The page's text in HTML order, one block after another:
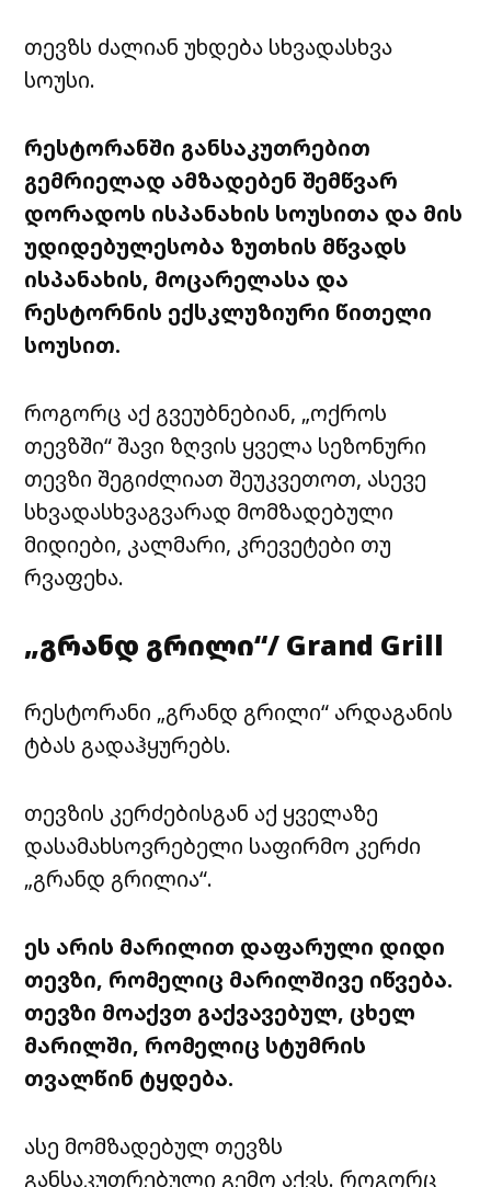
თევზს ძალიან უხდება სხვადასხვა
სოუსი.
რესტორანში განსაკუთრებით
გემრიელად ამზადებენ შემწვარ
დორადოს ისპანახის სოუსითა და მის
უდიდებულესობა ზუთხის მწვადს
ისპანახის, მოცარელასა და
რესტორნის ექსკლუზიური წითელი
სოუსით.
როგორც აქ გვეუბნებიან, „ოქროს
თევზში“ შავი ზღვის ყველა სეზონური
თევზი შეგიძლიათ შეუკვეთოთ, ასევე
სხვადასხვაგვარად მომზადებული
მიდიები, კალმარი, კრევეტები თუ
რვაფეხა.
„გრანდ გრილი“/ Grand Grill
რესტორანი „გრანდ გრილი“ არდაგანის
ტბას გადაჰყურებს.
თევზის კერძებისგან აქ ყველაზე
დასამახსოვრებელი საფირმო კერძი
„გრანდ გრილია“.
ეს არის მარილით დაფარული დიდი
თევზი, რომელიც მარილშივე იწვება.
თევზი მოაქვთ გაქვავებულ, ცხელ
მარილში, რომელიც სტუმრის
თვალწინ ტყდება.
ასე მომზადებულ თევზს
განსაკუთრებული გემო აქვს. როგორც